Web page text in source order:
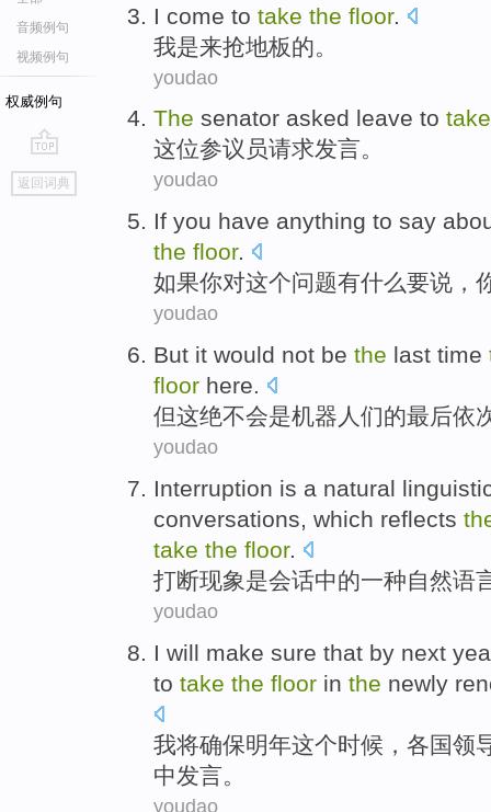
音频例句
视频例句
权威例句
go
top
返回词典
I come to take the floor.
我是来抢地板的。
youdao
The senator asked leave to
这位参议员请求发言。
youdao
If you have anything to say
the floor.
如果你对这个问题有什么要说 ，
youdao
But it would not be the last time
floor here.
但这绝不会是机器 人们的最后依
youdao
Interruption is a natural
conversations, which reflects
take the floor.
打断现象是会话中的一种自然语
youdao
I will make sure that by next
to take the floor in the newly
我将确保明年这个时候 ， 各国领
中发言。
youdao